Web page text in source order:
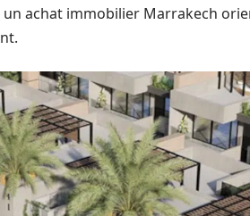
un achat immobilier Marrakech